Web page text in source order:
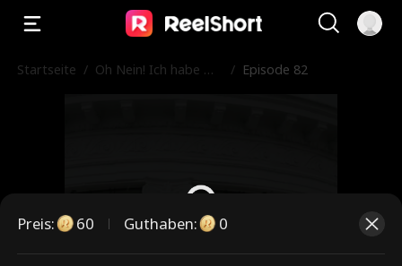
Startseite / Oh Nein! Ich habe mit
/ Episode 82
Preis: 60 Guthaben: 0